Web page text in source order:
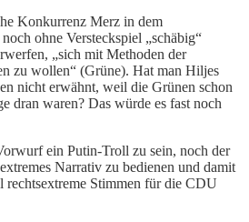
Konkurrenz Merz in dem
ohne Versteckspiel „schäbig“
„sich mit Methoden der
zu wollen“ (Grüne). Hat man Hiljes
nicht erwähnt, weil die Grünen schon
dran waren? Das würde es fast noch
ein Putin-Troll zu sein, noch der
Narrativ zu bedienen und damit
rechtsextreme Stimmen für die CDU